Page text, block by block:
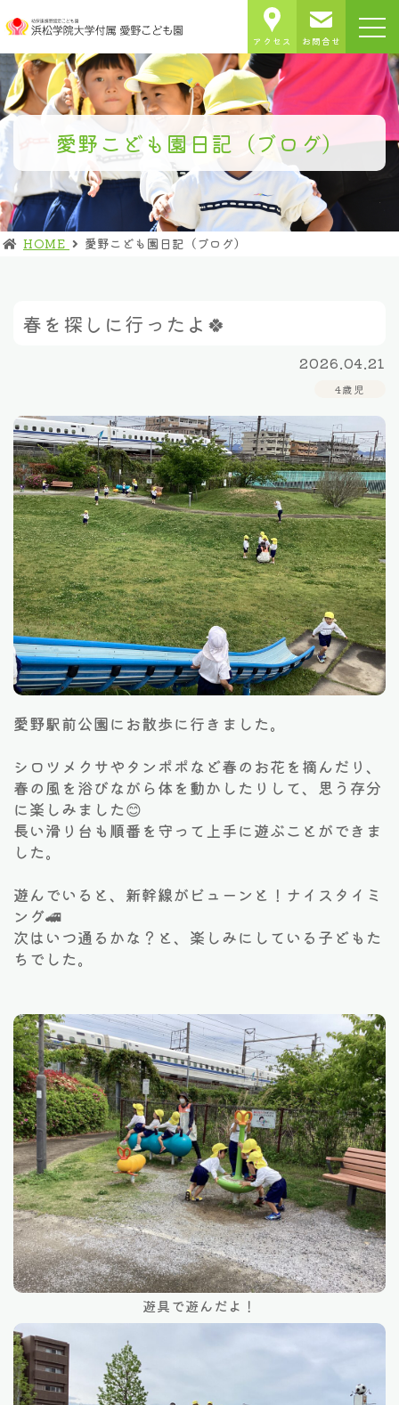
アクセス お問合せ
愛野こども園日記（ブログ）
HOME 愛野こども園日記（ブログ）
春を探しに行ったよ🍀
2026.04.21
4歳児
愛野駅前公園にお散歩に行きました。
シロツメクサやタンポポなど春のお花を摘んだり、
春の風を浴びながら体を動かしたりして、思う存分
に楽しみました😊
長い滑り台も順番を守って上手に遊ぶことができま
した。
遊んでいると、新幹線がビューンと！ナイスタイミ
ング🚄
次はいつ通るかな？と、楽しみにしている子どもた
ちでした。
遊具で遊んだよ！